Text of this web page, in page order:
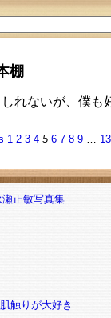
棚
れないが、僕も
1 2 3 4 5 6 7 8 9 13
正敏写真集
触りが大好き